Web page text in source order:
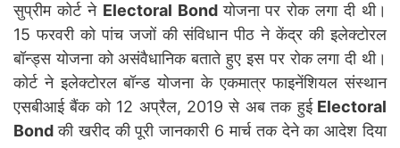
सुप्रीम कोर्ट ने Electoral Bondयोजना पर रोक लगा दी थी।
15 फरवरी को पांच जजों की संविधान पीठ ने केंद्र की इलेक्टोरल
बॉन्ड्स योजना को असंवैधानिक बताते हुए इस पर रोक लगा दी थी।
कोर्ट ने इलेक्टोरल बॉन्ड योजना के एकमात्र फाइनेंशियल संस्थान
एसबीआई बैंक को 12 अप्रैल, 2019 से अब तक हुईElectoral
Bondकी खरीद की पूरी जानकारी 6 मार्च तक देने का आदेश दिया